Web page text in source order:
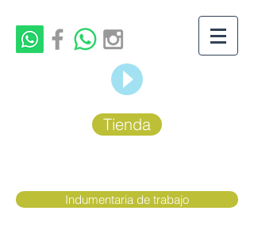
Tienda
Indumentaria de trabajo